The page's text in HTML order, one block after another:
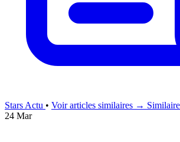
Stars Actu • Voir articles similaires →
24 Mar